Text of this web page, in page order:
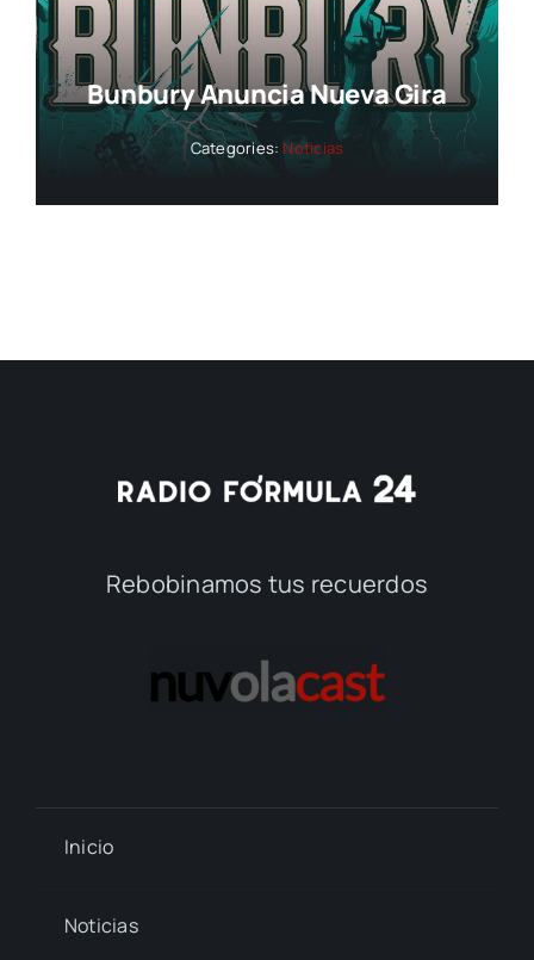
Bunbury Anuncia Nueva Gira
Categories: Noticias
Rebobinamos tus recuerdos
Inicio
Noticias